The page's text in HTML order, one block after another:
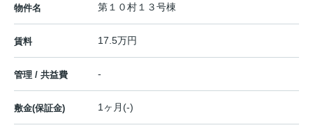
物件名 第１０村１３号棟
賃料 17.5万円
管理 / 共益費 -
敷金(保証金) 1ヶ月(-)